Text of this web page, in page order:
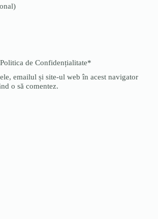
Politica de Confidențialitate*
emailul și site-ul web în acest navigator
o să comentez.